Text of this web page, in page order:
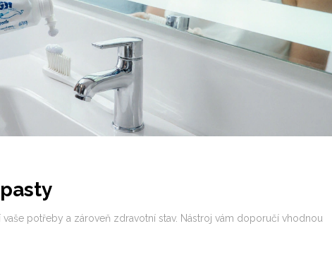
potřeby a zároveň zdravotní stav. Nástroj vám doporučí vhodnou